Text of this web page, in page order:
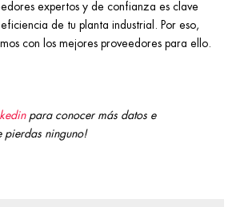
expertos y de confianza es clave
de tu planta industrial. Por eso,
con los mejores proveedores para ello.
para conocer más datos e
pierdas ninguno!